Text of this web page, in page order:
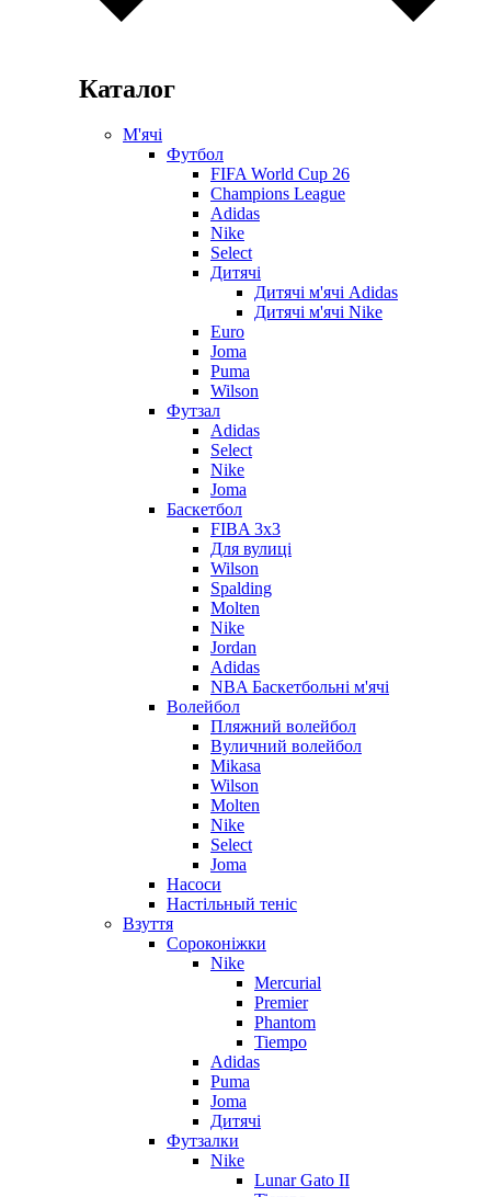
Каталог
М'ячі
Футбол
FIFA World Cup 26
Champions League
Adidas
Nike
Select
Дитячі
Дитячі м'ячі Adidas
Дитячі м'ячі Nike
Euro
Joma
Puma
Wilson
Футзал
Adidas
Select
Nike
Joma
Баскетбол
FIBA 3x3
Для вулиці
Wilson
Spalding
Molten
Nike
Jordan
Adidas
NBA Баскетбольні м'ячі
Волейбол
Пляжний волейбол
Вуличний волейбол
Mikasa
Wilson
Molten
Nike
Select
Joma
Насоси
Настільный теніс
Взуття
Сороконіжки
Nike
Mercurial
Premier
Phantom
Tiempo
Adidas
Puma
Joma
Дитячі
Футзалки
Nike
Lunar Gato II